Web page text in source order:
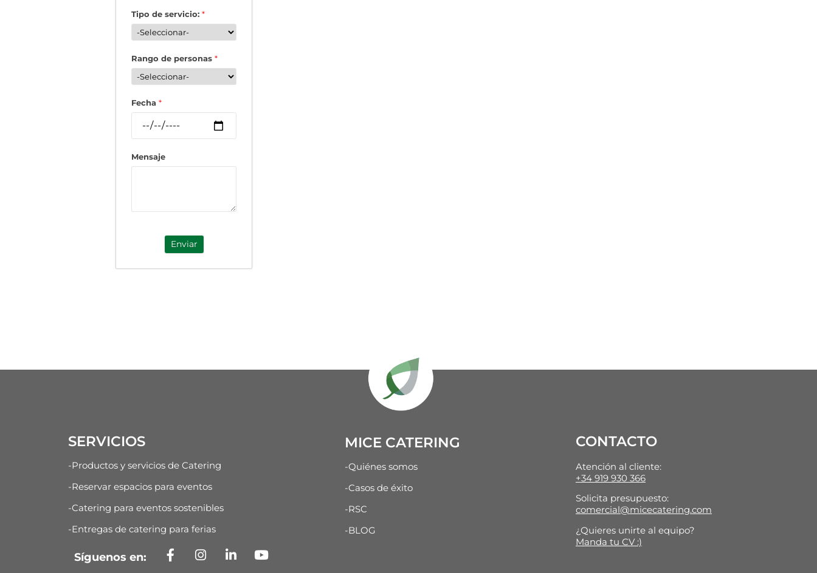
Tipo de servicio: *
Rango de personas *
Fecha *
Mensaje
Enviar
SERVICIOS
-Productos y servicios de Catering
-Reservar espacios para eventos
-Catering para eventos sostenibles
-Entregas de catering para ferias
Síguenos en:
MICE CATERING
-Quiénes somos
-Casos de éxito
-RSC
-BLOG
CONTACTO
Atención al cliente:
+34 919 930 366
Solicita presupuesto:
comercial@micecatering.com
¿Quieres unirte al equipo?
Manda tu CV :)